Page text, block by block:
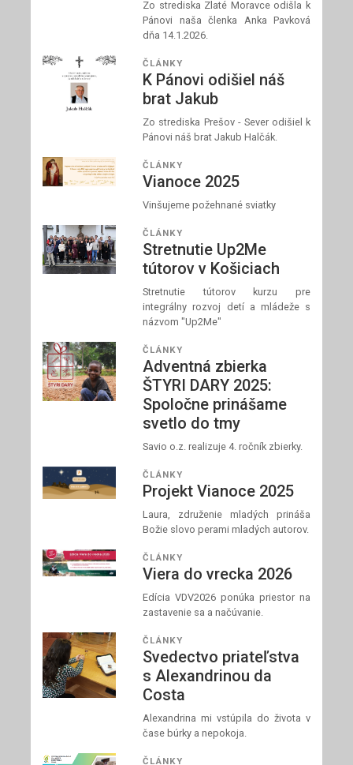
Zo strediska Zlaté Moravce odišla k
Pánovi naša členka Anka Pavková
dňa 14.1.2026.
ČLÁNKY
K Pánovi odišiel náš
brat Jakub
Zo strediska Prešov - Sever odišiel k
Pánovi náš brat Jakub Halčák.
ČLÁNKY
Vianoce 2025
Vinšujeme požehnané sviatky
ČLÁNKY
Stretnutie Up2Me
tútorov v Košiciach
Stretnutie tútorov kurzu pre
integrálny rozvoj detí a mládeže s
názvom "Up2Me"
ČLÁNKY
Adventná zbierka
ŠTYRI DARY 2025:
Spoločne prinášame
svetlo do tmy
Savio o.z. realizuje 4. ročník zbierky.
ČLÁNKY
Projekt Vianoce 2025
Laura, združenie mladých prináša
Božie slovo perami mladých autorov.
ČLÁNKY
Viera do vrecka 2026
Edícia VDV2026 ponúka priestor na
zastavenie sa a načúvanie.
ČLÁNKY
Svedectvo priateľstva
s Alexandrinou da
Costa
Alexandrina mi vstúpila do života v
čase búrky a nepokoja.
ČLÁNKY